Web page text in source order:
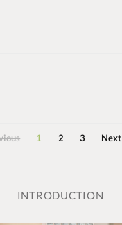
1 2 3 Next
INTRODUCTION